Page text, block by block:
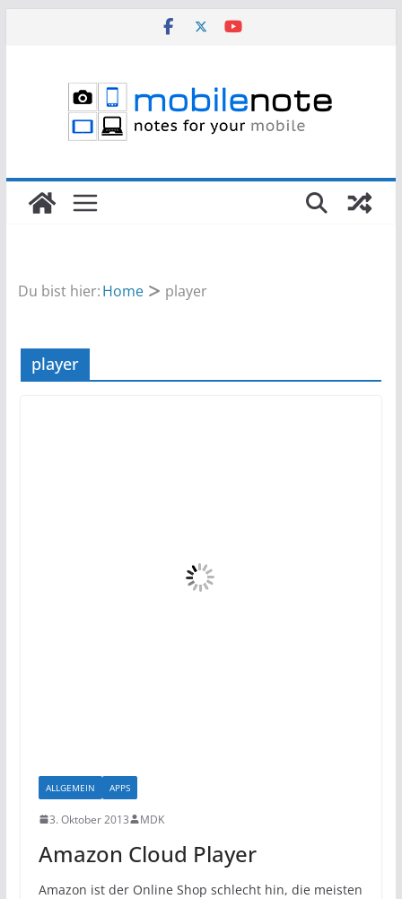
Du bist hier:Home player
player
ALLGEMEIN APPS
3. Oktober 2013 MDK
Amazon Cloud Player
Amazon ist der Online Shop schlecht hin, die meisten